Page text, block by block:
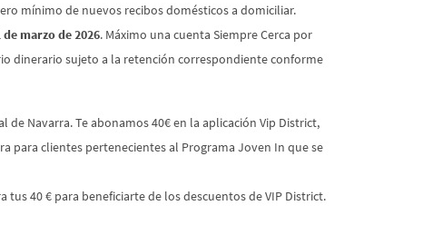
mínimo de nuevos recibos domésticos a domiciliar.
de marzo de 2026. Máximo una cuenta Siempre Cerca por
dinerario sujeto a la retención correspondiente conforme
de Navarra. Te abonamos 40€ en la aplicación Vip District,
para clientes pertenecientes al Programa Joven In que se
40 € para beneficiarte de los descuentos de VIP District.